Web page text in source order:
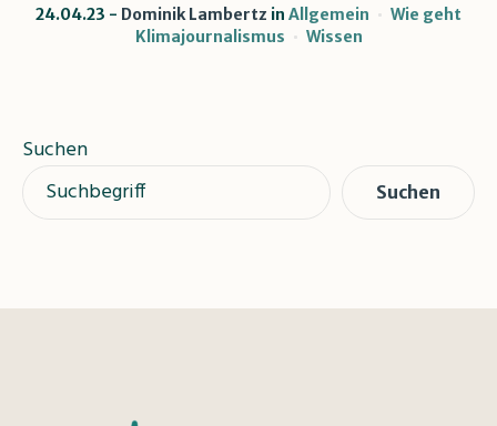
24.04.23 Dominik Lambertz in Allgemein
Wie geht
Klimajournalismus
Wissen
Suchen
Suchen